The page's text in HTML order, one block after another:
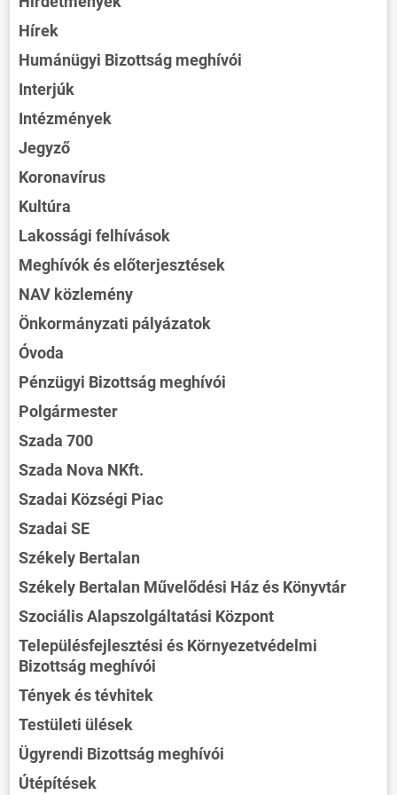
Hírek
Humánügyi Bizottság meghívói
Interjúk
Intézmények
Jegyző
Koronavírus
Kultúra
Lakossági felhívások
Meghívók és előterjesztések
NAV közlemény
Önkormányzati pályázatok
Óvoda
Pénzügyi Bizottság meghívói
Polgármester
Szada 700
Szada Nova NKft.
Szadai Községi Piac
Szadai SE
Székely Bertalan
Székely Bertalan Művelődési Ház és Könyvtár
Szociális Alapszolgáltatási Központ
Településfejlesztési és Környezetvédelmi
Bizottság meghívói
Tények és tévhitek
Testületi ülések
Ügyrendi Bizottság meghívói
Útépítések